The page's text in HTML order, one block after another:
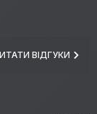
ВІДГУКИ